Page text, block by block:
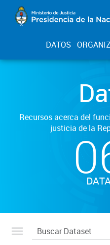
DATOS
Recursos acerca del
justicia de la